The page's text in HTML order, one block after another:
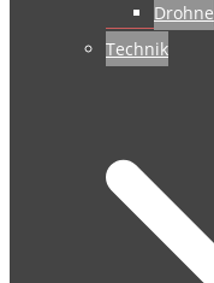
Drohne
Technik